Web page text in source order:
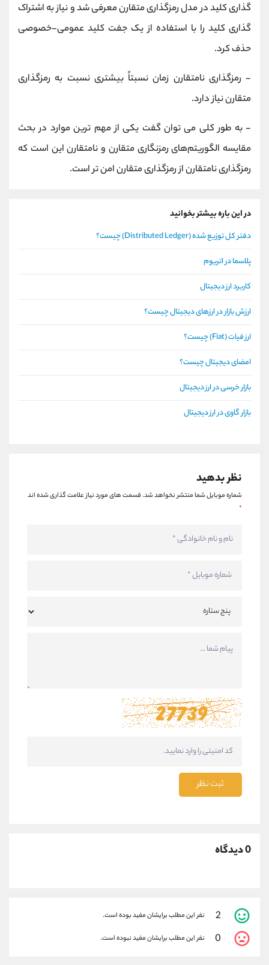
گذاری کلید در مدل رمزگذاری متقارن معرفی شد و نیاز به اشتراک
گذاری کلید را با استفاده از یک جفت کلید عمومی-خصوصی
حذف کرد.
- رمزگذاری نامتقارن زمان نسبتاً بیشتری نسبت به رمزگذاری
متقارن نیاز دارد.
- به طور کلی می توان گفت یکی از مهم ترین موارد در بحث
مقایسه الگوریتم‌های رمزنگاری متقارن و نامتقارن این است که
رمزگذاری نامتقارن از رمزگذاری متقارن امن تر است.
در این باره بیشتر بخوانید
دفتر کل توزیع شده (Distributed Ledger) چیست؟
پلاسما در اتریوم
کاربرد ارز دیجیتال
ارزش بازار در ارزهای دیجیتال چیست؟
ارز فیات (Fiat) چیست؟
امضای دیجیتال چیست؟
بازار خرسی در ارز دیجیتال
بازار گاوی در ارز دیجیتال
نظر بدهید
شماره موبایل شما منتشر نخواهد شد.قسمت های مورد نیاز علامت گذاری شده اند
*
ثبت نظر
0 دیدگاه
2 نفر این مطلب برایشان مفید بوده است.
0 نفر این مطلب برایشان مفید نبوده است.